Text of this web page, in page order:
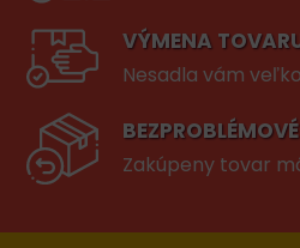
VÝMENA
Nesadla vám
Zakúpeny tovar